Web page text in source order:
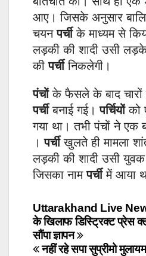
आए। जिसके अनुसार
चयनपर्चीके माध्यम से
लड़की की शादी उसी
कीपर्चीनिकलेगी।
पंचोंके फैसले के बाद चारों
पर्चीबनाई गई।पर्चियोंको
गया था। तभी पंचों ने एक
।पर्चीखुलते ही मामला
लड़की की शादी उसी
जिसका नामपर्चीमें आया
Post
navigation
Uttarakhand Live
के खिलाफ डिस्ट्रिक्ट प्रेस
सौंपा ज्ञापन
नहीं रहे सपा सुप्रीमो